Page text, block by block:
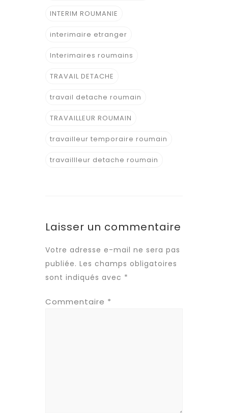
INTERIM ROUMANIE
interimaire etranger
Interimaires roumains
TRAVAIL DETACHE
travail detache roumain
TRAVAILLEUR ROUMAIN
travailleur temporaire roumain
travaillleur detache roumain
Laisser un commentaire
Votre adresse e-mail ne sera pas
publiée. Les champs obligatoires
sont indiqués avec *
Commentaire *